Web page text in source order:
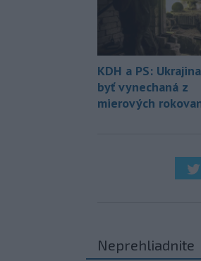
KDH a PS:
byť vynechaná z
mierových
Neprehliadnite